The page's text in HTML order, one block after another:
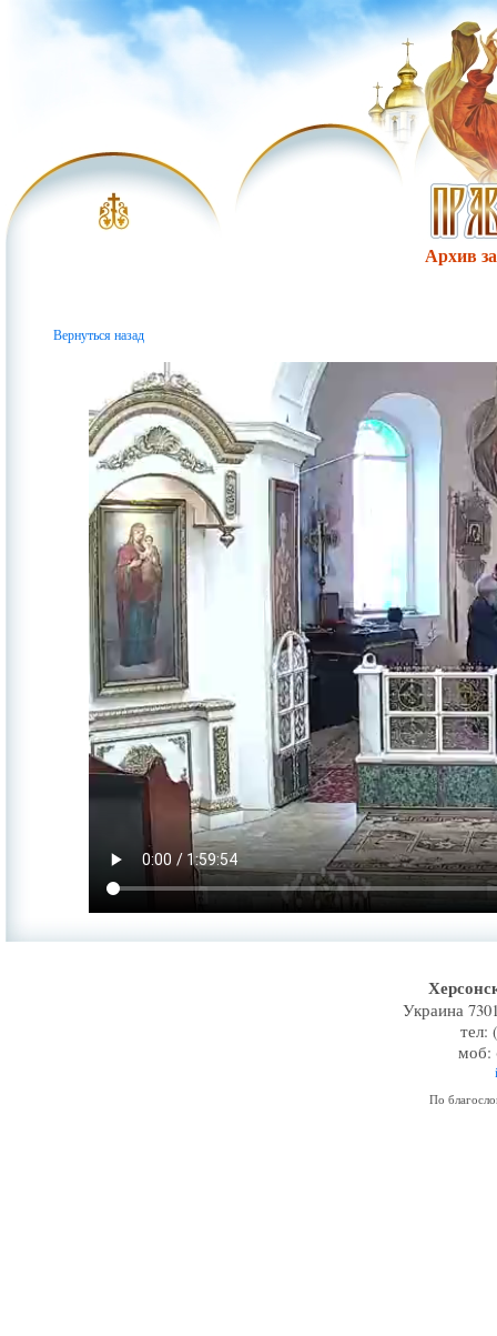
Архив
Вернуться назад
Украина
тел:
моб:
По